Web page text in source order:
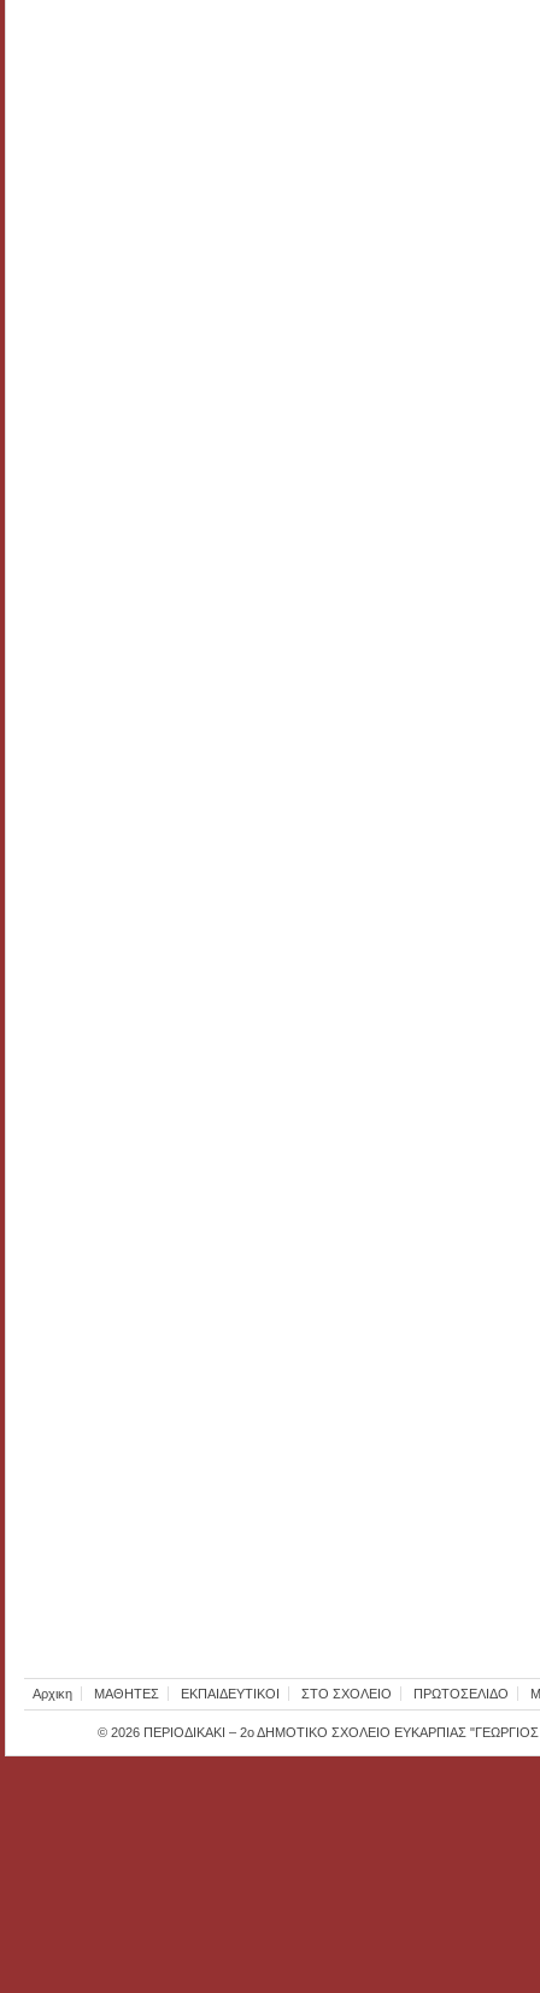
Αρχικη ΜΑΘΗΤΕΣ ΕΚΠΑΙΔΕΥΤΙΚΟΙ ΣΤΟ ΣΧΟΛΕΙΟ ΠΡΩΤΟΣΕΛΙΔΟ
© 2026 ΠΕΡΙΟΔΙΚΑΚΙ – 2ο ΔΗΜΟΤΙΚΟ ΣΧΟΛΕΙΟ ΕΥΚΑΡΠΙΑΣ